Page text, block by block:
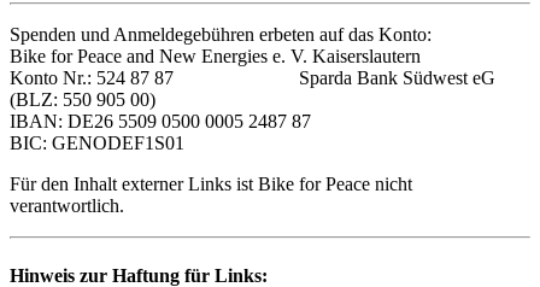
Spenden und Anmeldegebühren erbeten auf das Konto:
Bike for Peace and New Energies e. V. Kaiserslautern
Konto Nr.: 524 87 87 Sparda Bank Südwest eG
(BLZ: 550 905 00)
IBAN: DE26 5509 0500 0005 2487 87
BIC: GENODEF1S01
Für den Inhalt externer Links ist Bike for Peace nicht
verantwortlich.
Hinweis zur Haftung für Links: